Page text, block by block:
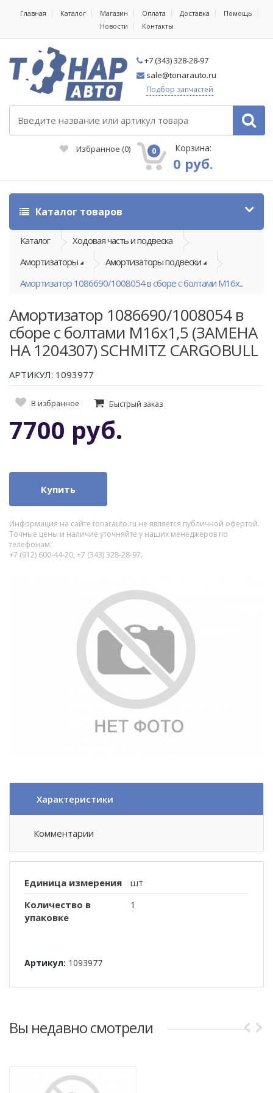
Главная Каталог Магазин Оплата Доставка
Помощь
Новости
Контакты
+7 (343) 328-28-97
sale@tonarauto.ru
Подбор запчастей
Избранное (0) 0 Корзина:
0 руб.
Каталог товаров
Каталог
Ходовая часть и подвеска
Амортизаторы
Амортизаторы подвески
Амортизатор 1086690/1008054 в сборе с болтами М16х...
Амортизатор 1086690/1008054 в
сборе с болтами М16х1,5 (ЗАМЕНА
НА 1204307) SCHMITZ CARGOBULL
АРТИКУЛ: 1093977
В избранное Быстрый заказ
7700 руб.
Купить
Информация на сайте tonarauto.ru не является публичной офертой.
Точные цены и наличие уточняйте у наших менеджеров по
телефонам:
+7 (912) 600-44-20, +7 (343) 328-28-97.
Характеристики
Комментарии
Единица измерения
шт
Количество в
упаковке
1
Артикул: 1093977
Вы недавно смотрели